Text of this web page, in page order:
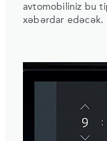
avtomobiliniz bu
xəbərdar edəcək.